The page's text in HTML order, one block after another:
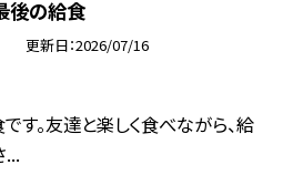
の給食
更新日 2026/07/16
す。友達と楽しく食べながら、給
...